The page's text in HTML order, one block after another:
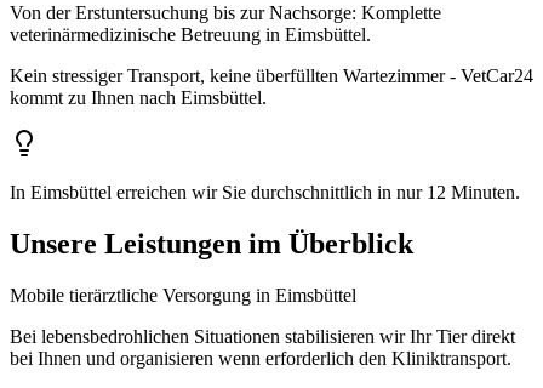
Von der Erstuntersuchung bis zur Nachsorge: Komplette
veterinärmedizinische Betreuung in Eimsbüttel.
Kein stressiger Transport, keine überfüllten Wartezimmer - VetCar24
kommt zu Ihnen nach Eimsbüttel.
In Eimsbüttel erreichen wir Sie durchschnittlich in nur 12 Minuten.
Unsere Leistungen im Überblick
Mobile tierärztliche Versorgung in Eimsbüttel
Bei lebensbedrohlichen Situationen stabilisieren wir Ihr Tier direkt
bei Ihnen und organisieren wenn erforderlich den Kliniktransport.